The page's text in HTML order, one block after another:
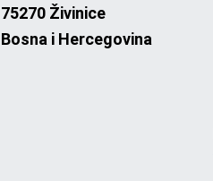
75270 Živinice
Bosna i Hercegovina